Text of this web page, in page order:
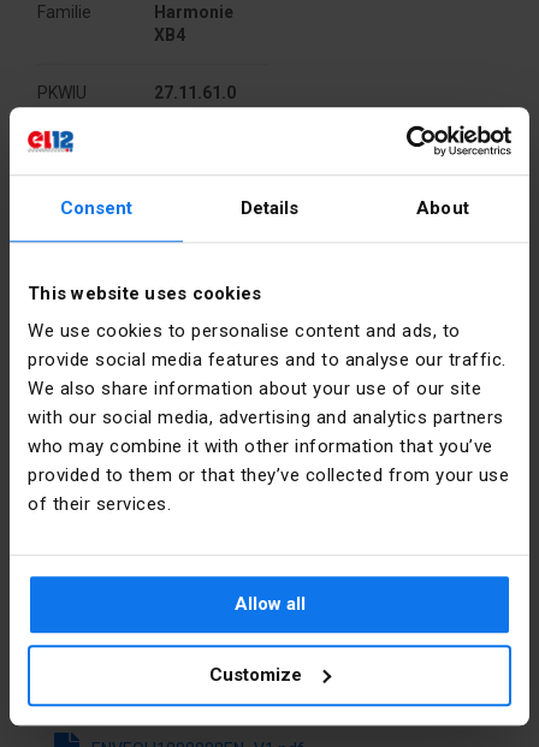
Consent Details About
This website uses cookies
We use cookies to personalise content and ads, to
provide social media features and to analyse our traffic.
We also share information about your use of our site
with our social media, advertising and analytics partners
who may combine it with other information that you’ve
provided to them or that they’ve collected from your use
of their services.
Allow all
Customize
Familie
Harmonie
XB4
PKWIU 27.11.61.0
Weitere technische Daten
Schaltstellungen
des
Betätigungselements
Geeignet für
Nein
Betätigungselements
Lochdurchmesser22.5 mm
Schaltfunktion
verrastend
Ja
Hersteller-Details
Hersteller
Schneider
Electric
Polska
Warszawa
Konstruktorska
12 Polska
Dateien zum Herunterladen
Alle Dateien herunterladen